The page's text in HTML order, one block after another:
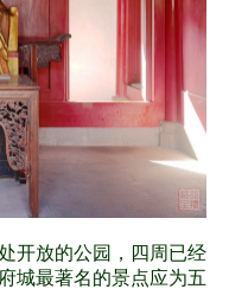
开放的公园，四周已经
城最著名的景点应为五